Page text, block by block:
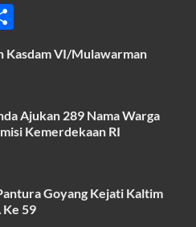
h
ar
Kasdam VI/Mulawarman
Ajukan 289 Nama Warga
Kemerdekaan RI
Goyang Kejati Kaltim
Ke 59